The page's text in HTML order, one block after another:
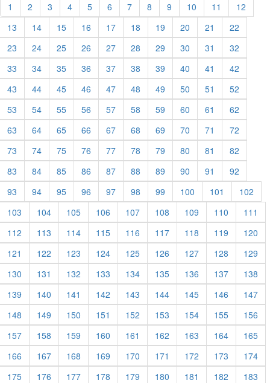
1 2 3 4 5 6 7 8 9 10 11
12
13
14 15 16 17 18 19 20 21
22
23
24 25 26 27 28 29 30 31
32
33
34 35 36 37 38 39 40 41
42
43
44 45 46 47 48 49 50 51
52
53
54 55 56 57 58 59 60 61
62
63
64 65 66 67 68 69 70 71
72
73
74 75 76 77 78 79 80 81
82
83
84 85 86 87 88 89 90 91
92
93
94 95 96 97 98 99 100 101
102
103
104 105 106 107 108 109 110
111
112
113 114 115 116 117 118 119
120
121
122 123 124 125 126 127 128
129
130
131 132 133 134 135 136 137
138
139
140 141 142 143 144 145 146
147
148
149 150 151 152 153 154 155
156
157
158 159 160 161 162 163 164
165
166
167 168 169 170 171 172 173
174
175
176 177 178 179 180 181 182 183